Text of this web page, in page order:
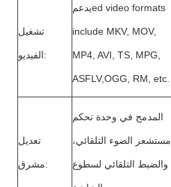
تشغيل
الفيديو:
يدعمed video formats
include MKV, MOV,
MP4, AVI, TS, MPG,
ASFLV,OGG, RM, etc.
تعديل
مشرق:
المدمج في وحدة تحكم
مستشعر الضوء التلقائي،
والضبط التلقائي لسطوع